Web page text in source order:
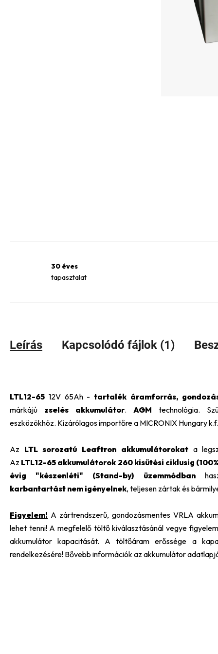
30 éves
tapasztalat
Leírás Kapcsolódó fájlok (1)
LTL12-65 12V 65Ah -tartalék áramforrás,
márkájú zselés akkumulátor. AGM technológia.
eszközökhöz. Kizárólagos importőre a MICRONIX Hungary
Az LTL sorozatú Leaftron akkumulátorokata
Az LTL12-65 akkumulátorok 260 kisütési ciklusig
évig "készenléti" (Stand-by) üzemmódban
karbantartást nem igényelnek, teljesen zártak és
Figyelem! A zártrendszerű, gondozásmentes VRLA
lehet tenni! A megfelelő töltő kiválasztásánál vegye
akkumulátor kapacitását. A töltőáram erőssége a
rendelkezésére! Bővebb információk az akkumulátor